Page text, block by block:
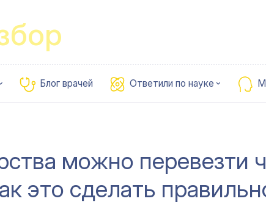
Блог врачей Ответили по науке
можно перевезти
это сделать